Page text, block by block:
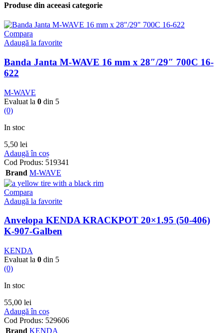
Produse din aceeasi categorie
Compara
Adaugă la favorite
Banda Janta M-WAVE 16 mm x 28″/29″ 700C 16-
622
M-WAVE
Evaluat la 0 din 5
(0)
In stoc
5,50 lei
Adaugă în coș
Cod Produs: 519341
Brand M-WAVE
Compara
Adaugă la favorite
Anvelopa KENDA KRACKPOT 20×1.95 (50-406)
K-907-Galben
KENDA
Evaluat la 0 din 5
(0)
In stoc
55,00 lei
Adaugă în coș
Cod Produs: 529606
Brand KENDA